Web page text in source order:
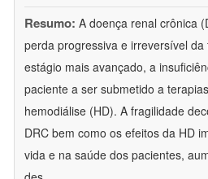
Resumo: A doença renal crônica
perda progressiva e irreversível
estágio mais avançado, a
paciente a ser submetido a
hemodiálise (HD). A fragilidade
DRC bem como os efeitos da HD
vida e na saúde dos pacientes,